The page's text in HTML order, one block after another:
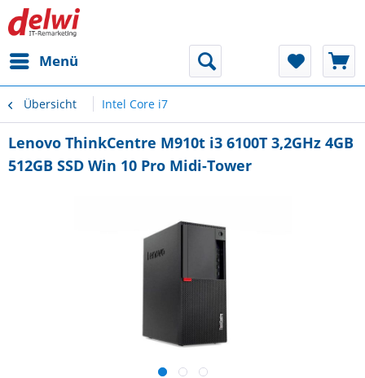
Menü
Übersicht Intel Core i7
Lenovo ThinkCentre M910t i3 6100T 3,2GHz 4GB
512GB SSD Win 10 Pro Midi-Tower